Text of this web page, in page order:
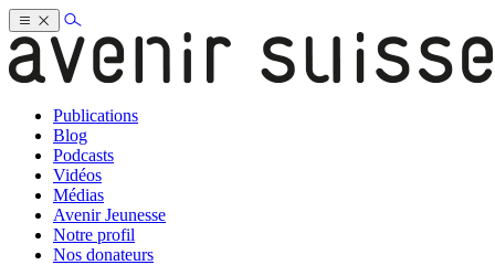
Publications
Blog
Podcasts
Vidéos
Médias
Avenir Jeunesse
Notre profil
Nos donateurs